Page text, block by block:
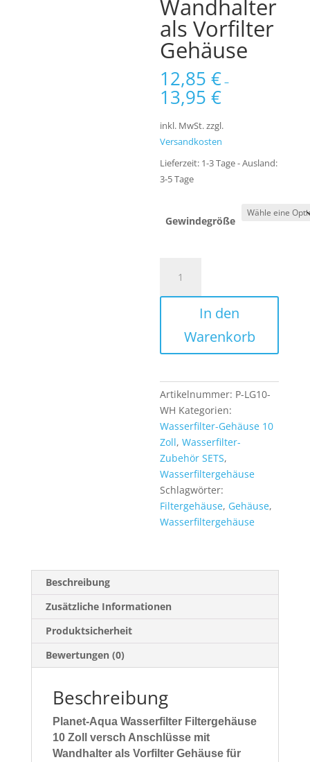
Wandhalter
als Vorfilter
Gehäuse
12,85€ –
13,95€
inkl. MwSt.zzgl.
Versandkosten
Lieferzeit: 1-3 Tage - Ausland:
3-5 Tage
Gewindegröße
Filtergehäuse
10
versch.
Anschlüsse
als
Vorfilter
Gehäuse
Menge
In den
Warenkorb
Artikelnummer: P-LG10-
WH Kategorien:
Wasserfilter-Gehäuse 10
Zoll,Wasserfilter-
Zubehör SETS,
Wasserfiltergehäuse
Schlagwörter:
Filtergehäuse, Gehäuse,
Wasserfiltergehäuse
Beschreibung
Zusätzliche Informationen
Produktsicherheit
Bewertungen (0)
Beschreibung
Planet-Aqua Wasserfilter Filtergehäuse
10 Zoll versch Anschlüsse mit
Wandhalter als Vorfilter Gehäuse für